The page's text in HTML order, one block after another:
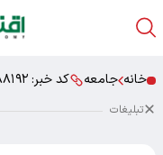
خانه جامعه کد خبر:
تبلیغات